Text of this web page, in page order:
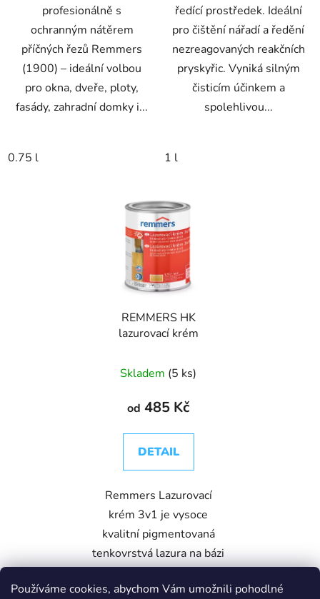
Používáme cookies, abychom Vám umožnili pohodlné
profesionálně s
ochranným nátěrem
příčných řezů Remmers
(1900) – ideální volbou
pro okna, dveře, ploty,
fasády, zahradní domky i...
0.75 l
ředící prostředek. Ideální
pro čištění nářadí a ředění
nezreagovaných reakčních
pryskyřic. Vyniká silným
čisticím účinkem a
spolehlivou...
1 l
REMMERS HK
lazurovací krém
Skladem (5 ks)
od 485 Kč
DETAIL
Remmers Lazurovací
krém 3v1 je vysoce
kvalitní pigmentovaná
tenkovrstvá lazura na bázi
olejů a rozpouštědel,
určená k ochraně dřeva ve